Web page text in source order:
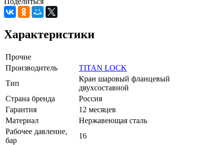
Характеристики
Прочие
Производитель
TITAN LOCK
Тип
Кран шаровый фланцевый
двухсоставной
Страна бренда
Россия
Гарантия
12 месяцев
Материал
Нержавеющая сталь
Рабочее давление,
бар
16